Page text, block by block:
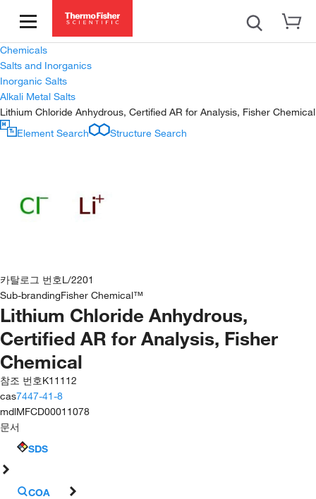
Chemicals
Salts and Inorganics
Inorganic Salts
Alkali Metal Salts
Lithium Chloride Anhydrous, Certified AR for Analysis, Fisher Chemical
Element Search
Structure Search
카탈로그 번호L/2201
Sub-brandingFisher Chemical™
Lithium Chloride Anhydrous,
Certified AR for Analysis, Fisher
Chemical
참조 번호K11112
cas7447-41-8
mdlMFCD00011078
문서
SDS
COA